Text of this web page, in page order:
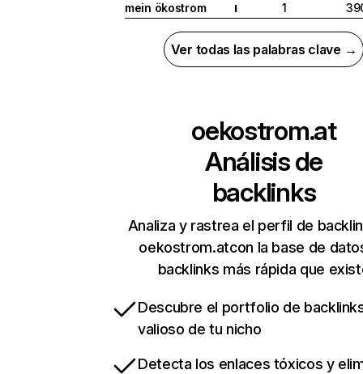
mein ökostrom
I 1
Ver todas las palabras clave →
oekostrom.at
Análisis de
backlinks
Analiza y rastrea el perfil de
oekostrom.atcon la base de
backlinks más rápida que
Descubre el portfolio de
valioso de tu nicho
Detecta los enlaces tóxicos y